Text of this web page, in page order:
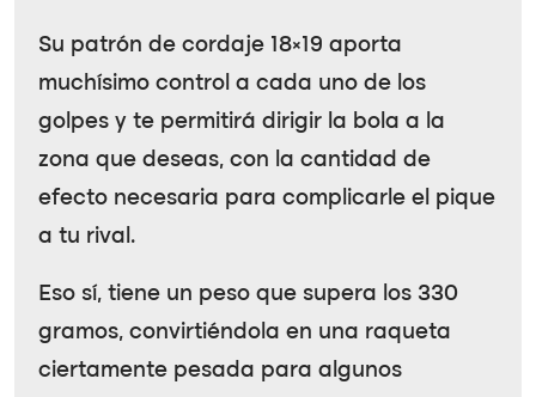
Su patrón de cordaje 18×19 aporta
muchísimo control a cada uno de los
golpes y te permitirá dirigir la bola a la
zona que deseas, con la cantidad de
efecto necesaria para complicarle el pique
a tu rival.
Eso sí, tiene un peso que supera los 330
gramos, convirtiéndola en una raqueta
ciertamente pesada para algunos